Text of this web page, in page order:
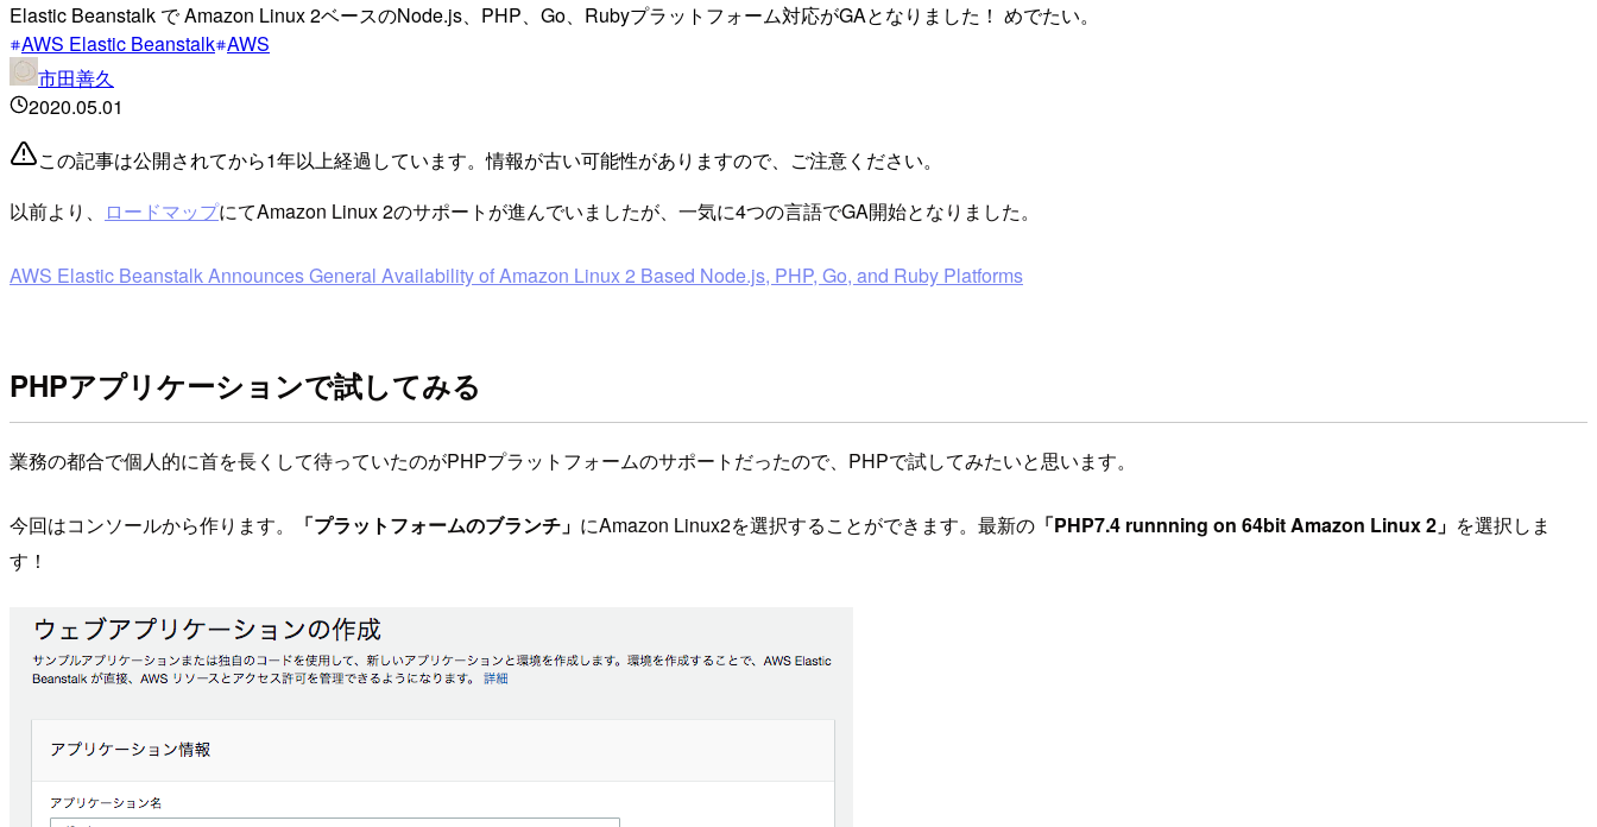
Elastic Beanstalk で Amazon Linux 2ベースのNode.js、PHP、Go、Rubyプラットフォーム対応がGAとなりました！ めでたい。
AWS Elastic Beanstalk AWS
市田善久
2020.05.01
この記事は公開されてから1年以上経過しています。情報が古い可能性がありますので、ご注意ください。
以前より、
ロードマップにてAmazon Linux 2のサポートが進んでいましたが、一気に4つの言語でGA開始となりました。
AWS Elastic Beanstalk Announces General Availability of Amazon Linux 2 Based Node.js, PHP, Go, and Ruby Platforms
PHPアプリケーションで試してみる
業務の都合で個人的に首を長くして待っていたのがPHPプラットフォームのサポートだったので、PHPで試してみたいと思います。
今回はコンソールから作ります。 「プラットフォームのブランチ」 にAmazon Linux2を選択することができます。最新の 「PHP7.4 runnning on 64bit Amazon Linux 2」 を選択しま
す！